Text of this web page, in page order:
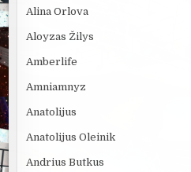
Alina Orlova
Aloyzas Žilys
Amberlife
Amniamnyz
Anatolijus
Anatolijus Oleinik
Andrius Butkus